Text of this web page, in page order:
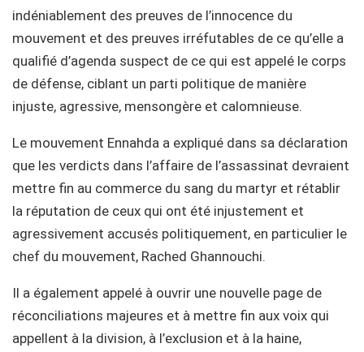
indéniablement des preuves de l’innocence du
mouvement et des preuves irréfutables de ce qu’elle a
qualifié d’agenda suspect de ce qui est appelé le corps
de défense, ciblant un parti politique de manière
injuste, agressive, mensongère et calomnieuse.
Le mouvement Ennahda a expliqué dans sa déclaration
que les verdicts dans l’affaire de l’assassinat devraient
mettre fin au commerce du sang du martyr et rétablir
la réputation de ceux qui ont été injustement et
agressivement accusés politiquement, en particulier le
chef du mouvement, Rached Ghannouchi.
Il a également appelé à ouvrir une nouvelle page de
réconciliations majeures et à mettre fin aux voix qui
appellent à la division, à l’exclusion et à la haine,